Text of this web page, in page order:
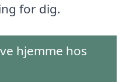
for dig.
hjemme hos